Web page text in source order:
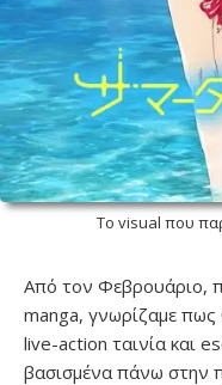
Το visual που
Από τον Φεβρουάριο,
manga, γνωρίζαμε πως
live-action ταινία και
βασισμένα πάνω στην